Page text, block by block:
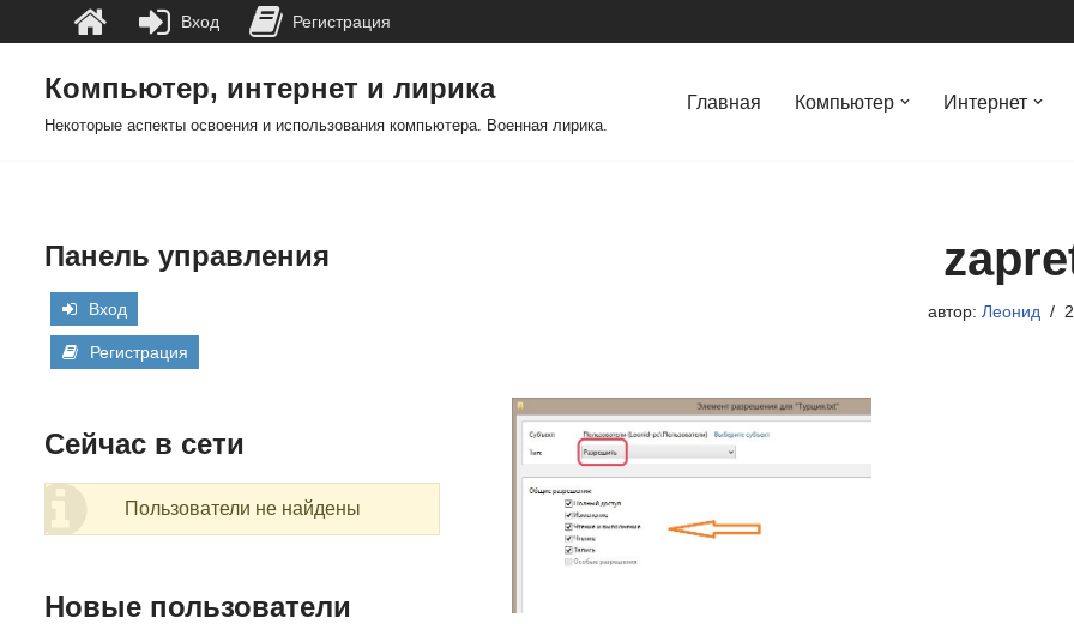
Компьютер, интернет и лирика
Некоторые аспекты освоения и использования компьютера. Военная лирика.
Главная Компьютер Интернет
Панель управления
Вход
Регистрация
Сейчас в сети
Пользователи не найдены
Новые пользователи
автор: Леонид
Вход Регистрация